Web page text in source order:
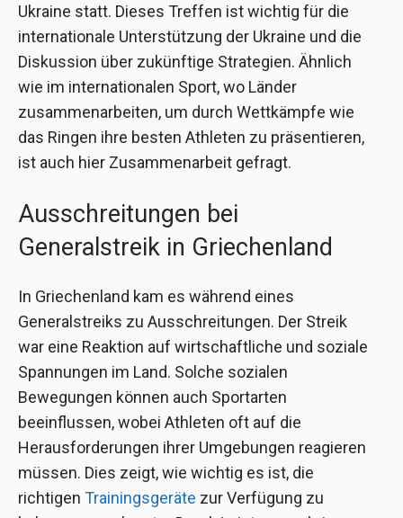
Ukraine statt. Dieses Treffen ist wichtig für die
internationale Unterstützung der Ukraine und die
Diskussion über zukünftige Strategien. Ähnlich
wie im internationalen Sport, wo Länder
zusammenarbeiten, um durch Wettkämpfe wie
das Ringen ihre besten Athleten zu präsentieren,
ist auch hier Zusammenarbeit gefragt.
Ausschreitungen bei
Generalstreik in Griechenland
In Griechenland kam es während eines
Generalstreiks zu Ausschreitungen. Der Streik
war eine Reaktion auf wirtschaftliche und soziale
Spannungen im Land. Solche sozialen
Bewegungen können auch Sportarten
beeinflussen, wobei Athleten oft auf die
Herausforderungen ihrer Umgebungen reagieren
müssen. Dies zeigt, wie wichtig es ist, die
richtigen Trainingsgeräte zur Verfügung zu